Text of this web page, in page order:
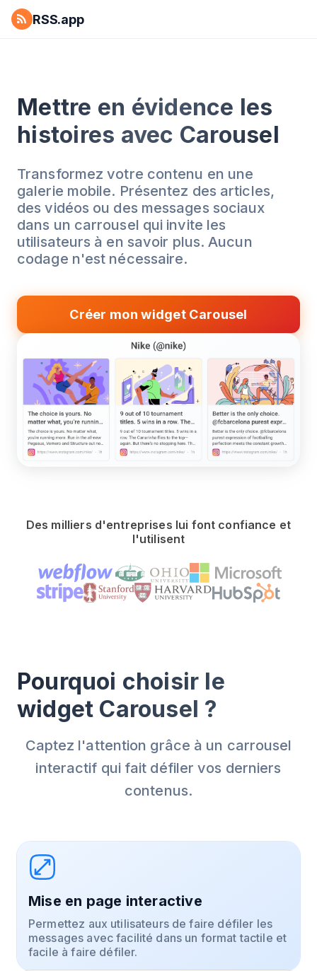
RSS.app
Mettre en évidence les
histoires avec Carousel
Transformez votre contenu en une
galerie mobile. Présentez des articles,
des vidéos ou des messages sociaux
dans un carrousel qui invite les
utilisateurs à en savoir plus. Aucun
codage n'est nécessaire.
Créer mon widget Carousel
Des milliers d'entreprises lui font confiance et
l'utilisent
Pourquoi choisir le
widget Carousel ?
Captez l'attention grâce à un carrousel
interactif qui fait défiler vos derniers
contenus.
Mise en page interactive
Permettez aux utilisateurs de faire défiler les
messages avec facilité dans un format tactile et
facile à faire défiler.